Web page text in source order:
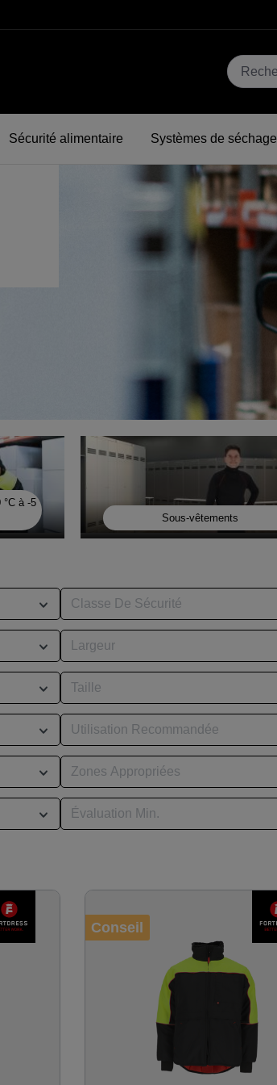
Sécurité alimentaire Systèmes de séchage
à -5
Sous-vêtements
Classe De Sécurité
Largeur
Taille
Utilisation Recommandée
Zones Appropriées
Évaluation Min.
Conseil